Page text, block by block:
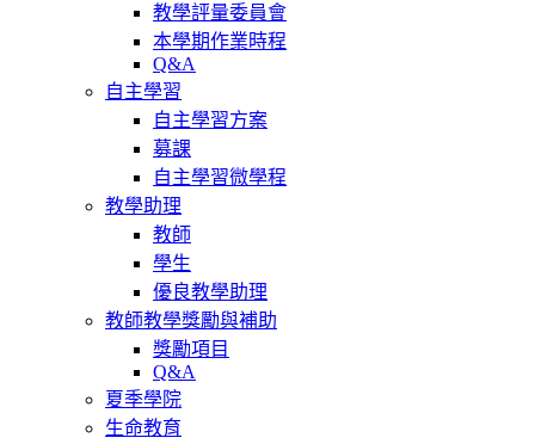
教學評量委員會
本學期作業時程
Q&A
自主學習
自主學習方案
募課
自主學習微學程
教學助理
教師
學生
優良教學助理
教師教學獎勵與補助
獎勵項目
Q&A
夏季學院
生命教育